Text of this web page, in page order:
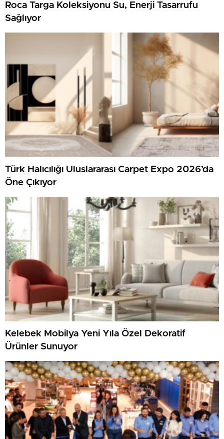
Roca Targa Koleksiyonu Su, Enerji Tasarrufu
Sağlıyor
Türk Halıcılığı Uluslararası Carpet Expo 2026’da
Öne Çıkıyor
Kelebek Mobilya Yeni Yıla Özel Dekoratif
Ürünler Sunuyor